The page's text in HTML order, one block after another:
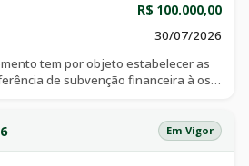
R$ 100.000,00
30/07/2026
tem por objeto estabelecer as
de subvenção financeira à osc
das atividades desenvolvidas em
intelectual e/ou múltipla,
Em Vigor